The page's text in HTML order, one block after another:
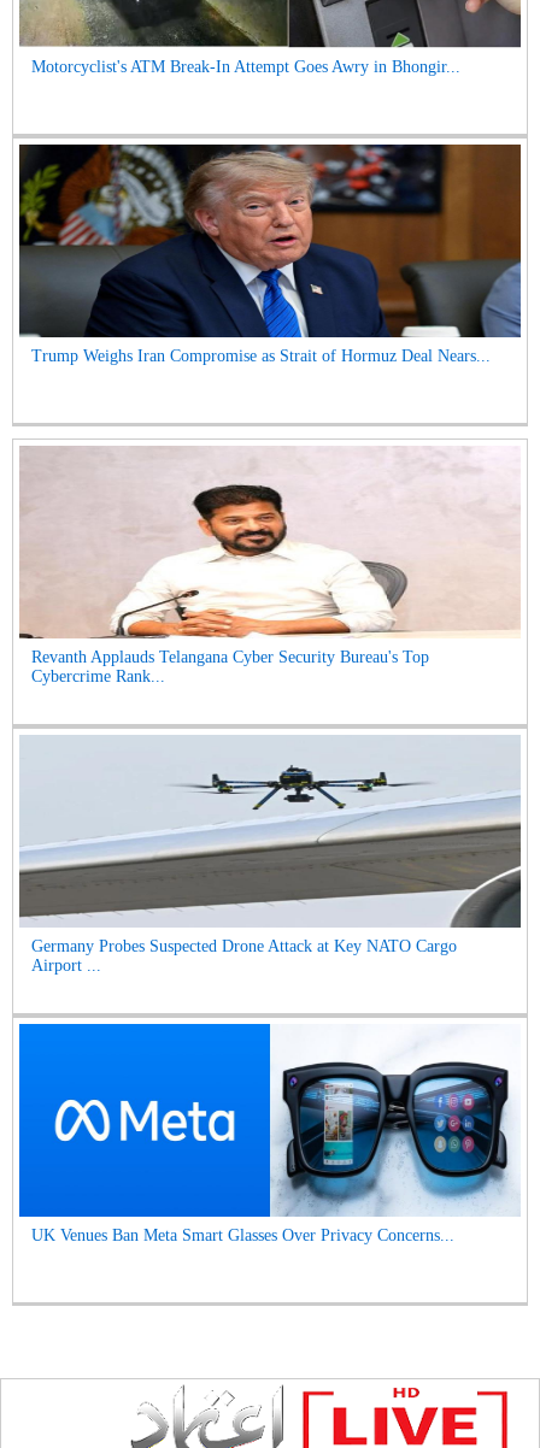
Motorcyclist's ATM Break-In Attempt Goes Awry in Bhongir...
Trump Weighs Iran Compromise as Strait of Hormuz Deal Nears...
Revanth Applauds Telangana Cyber Security Bureau's Top
Cybercrime Rank...
Germany Probes Suspected Drone Attack at Key NATO Cargo
Airport ...
UK Venues Ban Meta Smart Glasses Over Privacy Concerns...